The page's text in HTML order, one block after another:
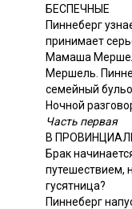
БЕСПЕЧНЫЕ
Пиннеберг
принимает
Мамаша
Мершель.
семейный
Ночной
Часть первая
В
Брак
путешествием,
гусятница?
Пиннеберг